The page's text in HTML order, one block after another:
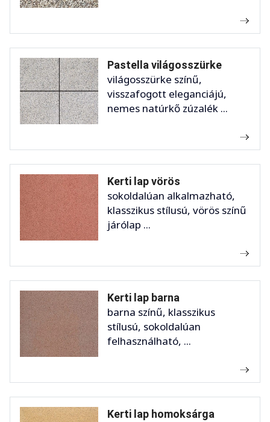
Pastella világosszürke
világosszürke színű,
visszafogott eleganciájú,
nemes natúrkő zúzalék ...
Kerti lap vörös
sokoldalúan alkalmazható,
klasszikus stílusú, vörös színű
járólap ...
Kerti lap barna
barna színű, klasszikus
stílusú, sokoldalúan
felhasználható, ...
Kerti lap homoksárga